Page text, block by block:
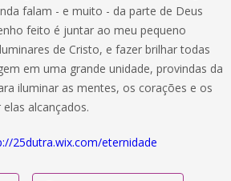
falam - e muito - da parte de Deus
feito é juntar ao meu pequeno
de Cristo, e fazer brilhar todas
em uma grande unidade, provindas da
iluminar as mentes, os corações e os
alcançados.
25dutra.wix.com/eternidade